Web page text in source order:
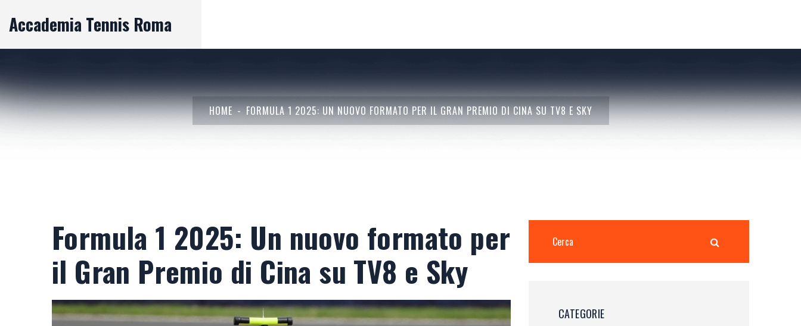
Accademia Tennis Roma
HOME FORMULA 1 2025: UN NUOVO FORMATO PER IL GRAN PREMIO DI CINA SU TV8 E SKY
Formula 1 2025: Un nuovo formato per
il Gran Premio di Cina su TV8 e Sky
CATEGORIE